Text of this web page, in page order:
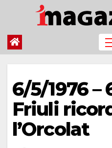
contenuto
6/5/1976 –
Friuli
l’Orcolat